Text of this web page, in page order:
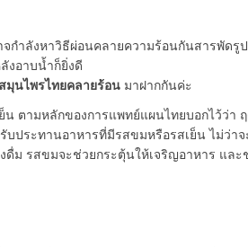
กำลังหาวิธีผ่อนคลายความร้อนกันสารพัดรู
งอาบน้ำก็ยิ่งดี
มุนไพรไทยคลายร้อน มาฝากกันค่ะ
น ตามหลักของการแพทย์แผนไทยบอกไว้ว่า
บประทานอาหารที่มีรสขมหรือรสเย็น ไม่ว่า
ดื่ม รสขมจะช่วยกระตุ้นให้เจริญอาหาร แล